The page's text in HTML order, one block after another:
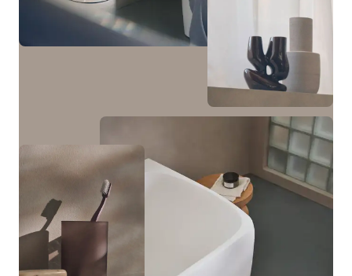
mm da abbinare alla consolle da appoggio in pietra.
In abbinamento alle basi sottolavabo sono disponibili
una colonna bassa con un'anta e una colonna con due
ante e una nicchia centrale con illuminazione optional.